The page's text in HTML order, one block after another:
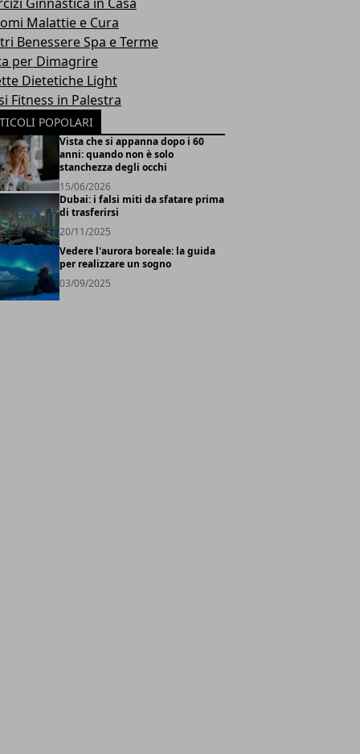
Malattie e Cura
Benessere Spa e Terme
per Dimagrire
Dietetiche Light
Fitness in Palestra
POPOLARI
Vista che si appanna dopo i 60
anni: quando non è solo
stanchezza degli occhi
15/06/2026
Dubai: i falsi miti da sfatare prima
di trasferirsi
20/11/2025
Vedere l'aurora boreale: la guida
per realizzare un sogno
03/09/2025